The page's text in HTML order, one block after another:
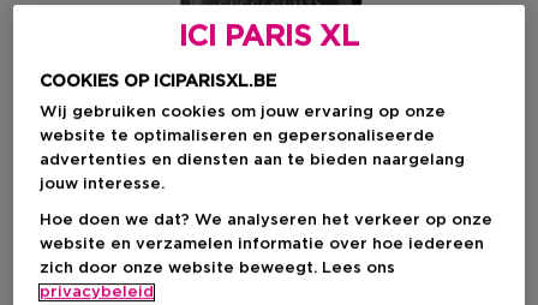
Kies je formaat
50 ML
ICI PARIS XL
COOKIES OP ICIPARISXL.BE
Wij gebruiken cookies om jouw ervaring op onze
website te optimaliseren en gepersonaliseerde
advertenties en diensten aan te bieden naargelang
jouw interesse.
Hoe doen we dat? We analyseren het verkeer op onze
website en verzamelen informatie over hoe iedereen
zich door onze website beweegt. Lees ons
privacybeleid